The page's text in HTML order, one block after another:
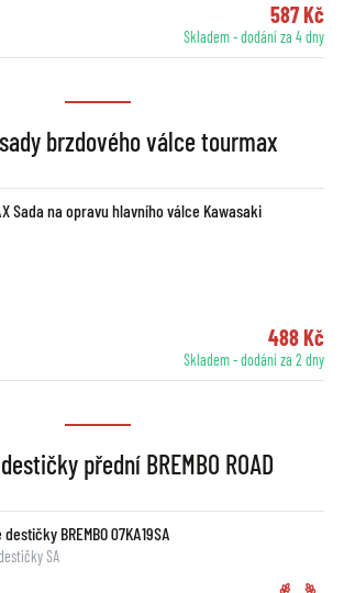
587 Kč
Skladem - dodání za 4 dny
brzdového válce tourmax
Sada na opravu hlavního válce Kawasaki
488 Kč
Skladem - dodání za 2 dny
přední BREMBO ROAD
BREMBO 07KA19SA
SA